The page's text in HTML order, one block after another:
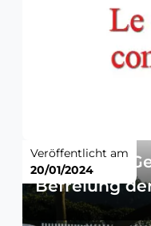
Einladung:
Befreiung
Veröffentlicht am
20/01/2024